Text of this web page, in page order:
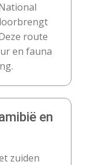
route
en fauna
en
zuiden